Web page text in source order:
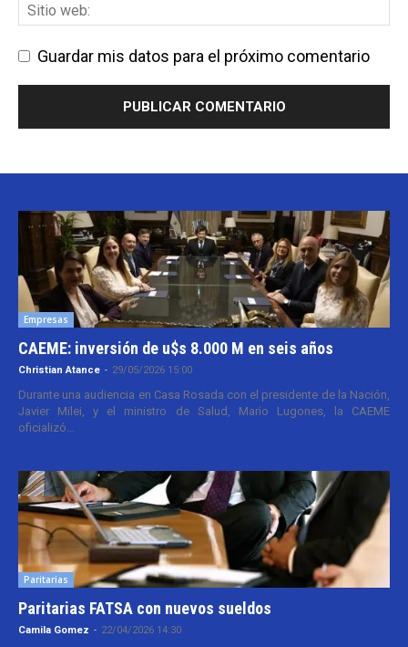
Guardar mis datos para el próximo comentario
Empresas
CAEME: inversión de u$s 8.000 M en seis años
Christian Atance - 29/05/2026 15:00
Durante una audiencia en Casa Rosada con el presidente de la Nación,
Javier Milei, y el ministro de Salud, Mario Lugones, la CAEME
oficializó...
Paritarias
Paritarias FATSA con nuevos sueldos
Camila Gomez - 22/04/2026 14:30